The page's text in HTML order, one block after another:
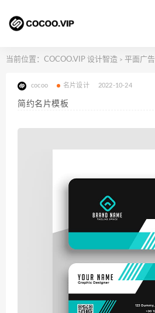
当前位置： COCOO.VIP 设计智造 > 平面广告
cocoo 名片设计 2022-10-24
简约名片模板